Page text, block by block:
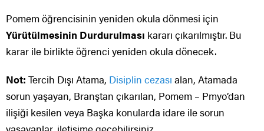
Pomem öğrencisinin yeniden okula dönmesi için
Yürütülmesinin Durdurulması kararı çıkarılmıştır. Bu
karar ile birlikte öğrenci yeniden okula dönecek.
Not: Tercih Dışı Atama, Disiplin cezası alan, Atamada
sorun yaşayan, Branştan çıkarılan, Pomem – Pmyo’dan
ilişiği kesilen veya Başka konularda idare ile sorun